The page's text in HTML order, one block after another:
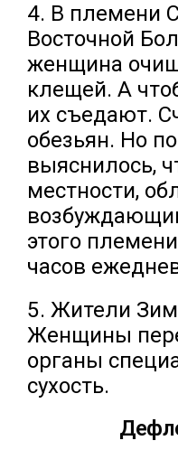
4. В племени
Восточной
женщина
клещей. А
их съедают.
обезьян. Но
выяснилось,
местности,
этого
часов
5. Жители
Женщины
органы
сухость.